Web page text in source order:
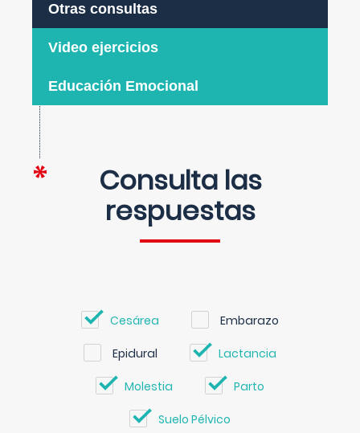
Otras consultas
Video ejercicios
Educación Emocional
Consulta las
respuestas
Cesárea Embarazo
Epidural Lactancia
Molestia Parto
Suelo Pélvico